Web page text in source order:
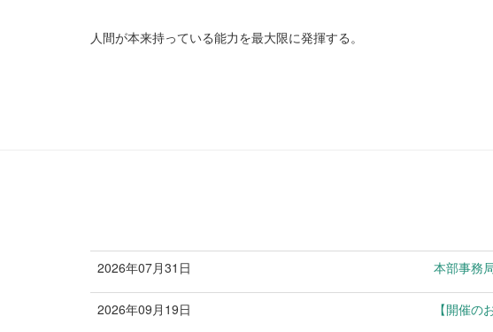
人間が本来持っている能力を最大限に発揮する。
2026年07月31日
本部事務
2026年09月19日 【開催